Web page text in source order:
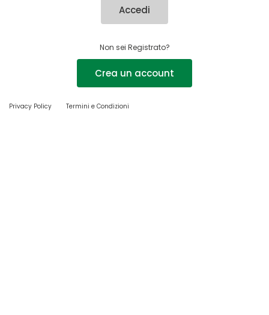
Accedi
Non sei Registrato?
Crea un account
Privacy Policy Termini e Condizioni